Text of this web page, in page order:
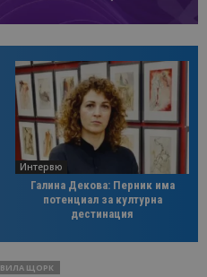
Интервю
Галина Декова: Перник има
потенциал за културна
дестинация
ВИЛА ЩОРК